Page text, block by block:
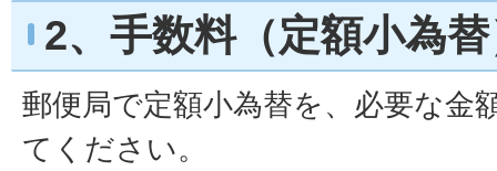
2、手数料（定額小為
郵便局で定額小為替を、必要な金
てください。